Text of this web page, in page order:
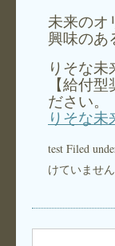
未来のオ
興味のあ
りそな
【給付
ださい。
りそな
test Filed
けていません